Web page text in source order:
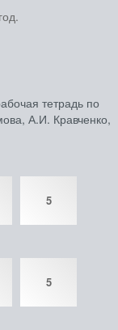
тетрадь по
А.И. Кравченко,
5
5